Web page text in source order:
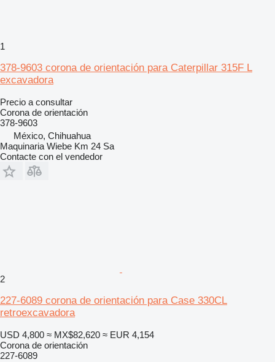
1
378-9603 corona de orientación para Caterpillar 315F L
excavadora
Precio a consultar
Corona de orientación
378-9603
México, Chihuahua
Maquinaria Wiebe Km 24 Sa
Contacte con el vendedor
2
227-6089 corona de orientación para Case 330CL
retroexcavadora
USD 4,800 ≈ MX$82,620 ≈ EUR 4,154
Corona de orientación
227-6089